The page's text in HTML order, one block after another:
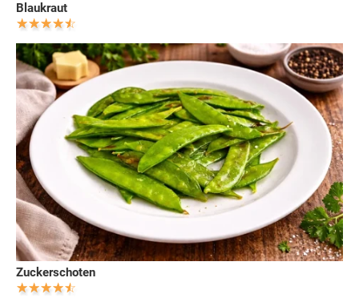
Blaukraut
Zuckerschoten